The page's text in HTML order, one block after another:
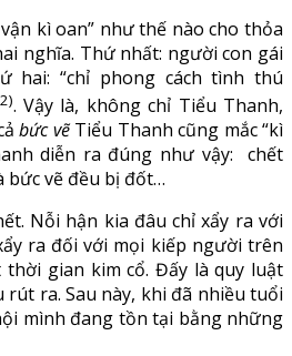
kì oan” như thế nào cho thỏa
nghĩa. Thứ nhất: người con gái
hai: “chỉ phong cách tình thú
. Vậy là, không chỉ Tiểu Thanh,
bức vẽTiểu Thanh cũng mắc “kì
diễn ra đúng như vậy: chết
vẽ đều bị đốt…
Nỗi hận kia đâu chỉ xẩy ra với
ra đối với mọi kiếp người trên
gian kim cổ. Đấy là quy luật
rút ra. Sau này, khi đã nhiều tuổi
mình đang tồn tại bằng những